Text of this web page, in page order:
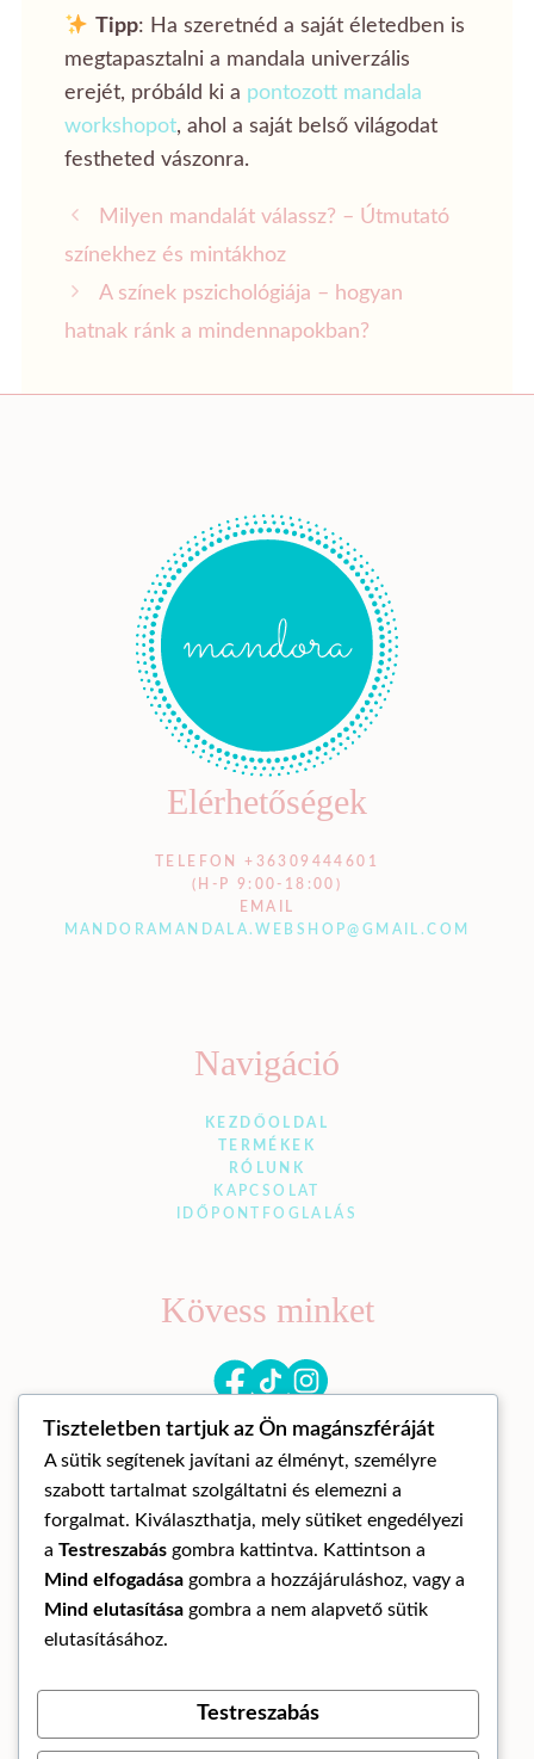
Tipp: Ha szeretnéd a saját életedben is
megtapasztalni a mandala univerzális
erejét, próbáld ki a pontozott mandala
workshopot, ahol a saját belső világodat
festheted vászonra.
Milyen mandalát válassz? – Útmutató
színekhez és mintákhoz
A színek pszichológiája – hogyan
hatnak ránk a mindennapokban?
Elérhetőségek
TELEFON +36309444601
(H-P 9:00-18:00)
EMAIL
MANDORAMANDALA.WEBSHOP@GMAIL.COM
Navigáció
KEZDŐOLDAL
TERMÉKEK
RÓLUNK
KAPCSOLAT
IDŐPONTFOGLALÁS
Kövess minket
© Mandora mandala 2026
ÁLTALÁNOS SZERZŐDÉSI FELTÉTELEK
Az oldalt készítette:
Tiszteletben tartjuk az Ön magánszféráját
A sütik segítenek javítani az élményt, személyre
szabott tartalmat szolgáltatni és elemezni a
forgalmat. Kiválaszthatja, mely sütiket engedélyezi
a Testreszabás gombra kattintva. Kattintson a
Mind elfogadása gombra a hozzájáruláshoz, vagy a
Mind elutasítása gombra a nem alapvető sütik
elutasításához.
Testreszabás